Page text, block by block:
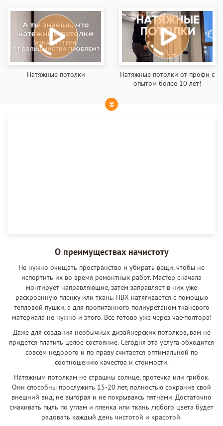
Натяжные потолки
Натяжные потолки от профи с
опытом более 10 лет!
О преимуществах начистоту
Не нужно очищать пространство и убирать вещи, чтобы не
испортить их во время ремонтных работ. Мастер сначала
монтирует направляющие, затем заправляет в них уже
раскроенную пленку или ткань. ПВХ натягивается с помощью
тепловой пушки, а для пропитанного полиуретаном тканевого
материала не нужно и этого. Все готово уже через час-полтора!
Даже для создания необычных дизайнерских потолков, вам не
придется платить целое состояние. Сегодня эта услуга обходится
совсем недорого и по праву считается оптимальной по
соотношению качества и стоимости.
Натяжным потолкам не страшны солнце, протечка или грибок.
Они способны прослужить 15-20 лет, полностью сохранив свой
внешний вид, не выгорая и не покрываясь пятнами. Достаточно
смахивать пыль по углам и пленка или ткань любого цвета будет
радовать каждый день чистотой и красотой.